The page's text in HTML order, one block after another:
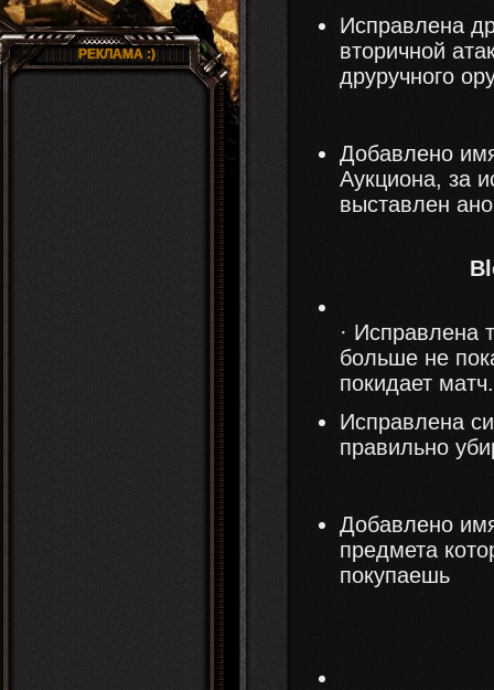
РЕКЛАМА :)
Исправлена
вторичной
друручного
Добавлено
Аукциона, за
выставлен
· Исправлена
больше не
покидает матч.
Исправлена
правильно
Добавлено
предмета
покупаешь